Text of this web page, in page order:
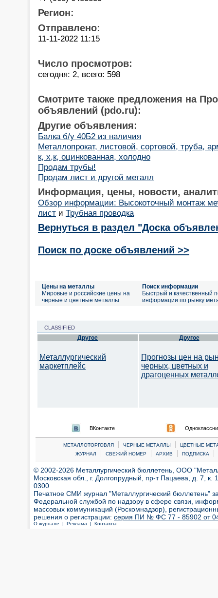
Регион:
Отправлено:
11-11-2022 11:15
Число просмотров:
сегодня: 2, всего: 598
Смотрите также предложения на
объявлений (pdo.ru):
Другие объявления:
Балка б/у 40Б2 из наличия
Металлопрокат, листовой, сортовой, труба,
к, х,к, оцинкованная, холодно
Продам трубы!
Продам лист и другой металл
Информация, цены, новости,
Обзор информации: Высокоточный монтаж
лист и Трубная проводка
Вернуться в раздел "Доска
Поиск по доске объявлений >>
Цены на металлы
Мировые и российские цены на
черные и цветные металлы
Поиск информации
Быстрый и качественный
информации по рынку
CLASSIFIED
Другое
Металлургический
маркетплейс
Другое
Прогнозы цен на
черных, цветных и
драгоценных
ВКонтакте
МЕТАЛЛОТОРГОВЛЯ | ЧЕРНЫЕ МЕТАЛЛЫ |
ЦВЕТНЫЕ
ЖУРНАЛ
| СВЕЖИЙ НОМЕР | АРХИВ | ПОДПИСКА |
© 2002-2026 Металлургический бюллетень, ООО
Московская обл., г. Долгопрудный, пр-т Пацаева, д. 7,
0300
Печатное СМИ журнал "Металлургический бюллетень"
Федеральной службой по надзору в сфере связи,
массовых коммуникаций (Роскомнадзор),
решения о регистрации: серия ПИ № ФС 77 - 85902 от 04
О журнале | Реклама | Контакты